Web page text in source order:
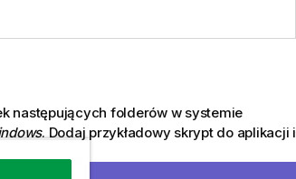
następujących folderów w systemie
. Dodaj przykładowy skrypt do aplikacji i